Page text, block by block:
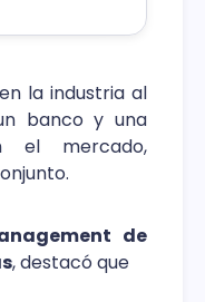
la industria al
banco y una
el mercado,
de
, destacó que